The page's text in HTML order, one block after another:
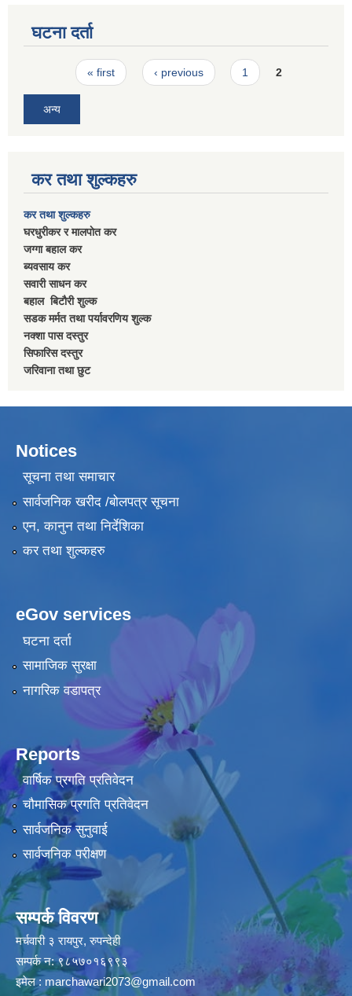
घटना दर्ता
Pages« first ‹ previous 1 2
अन्य
कर तथा शुल्कहरु
कर तथा शुल्कहरु
घरधुरीकर र मालपाेत कर
जग्गा बहाल कर
ब्यवसाय कर
सवारी साधन कर
बहाल बिटाैरी शुल्क
सडक मर्मत तथा पर्यावरणिय शुल्क
नक्शा पास दस्तुर
सिफारिस दस्तुर
जरिवाना तथा छुट
Notices
सूचना तथा समाचार
सार्वजनिक खरीद /बोलपत्र सूचना
एन, कानुन तथा निर्देशिका
कर तथा शुल्कहरु
eGov services
घटना दर्ता
सामाजिक सुरक्षा
नागरिक वडापत्र
Reports
वार्षिक प्रगति प्रतिवेदन
चौमासिक प्रगति प्रतिवेदन
सार्वजनिक सुनुवाई
सार्वजनिक परीक्षण
सम्पर्क विवरण
मर्चवारी ३ रायपुर, रुपन्देही
सम्पर्क न: ९८५७०१६९९३
इमेल : marchawari2073@gmail.com